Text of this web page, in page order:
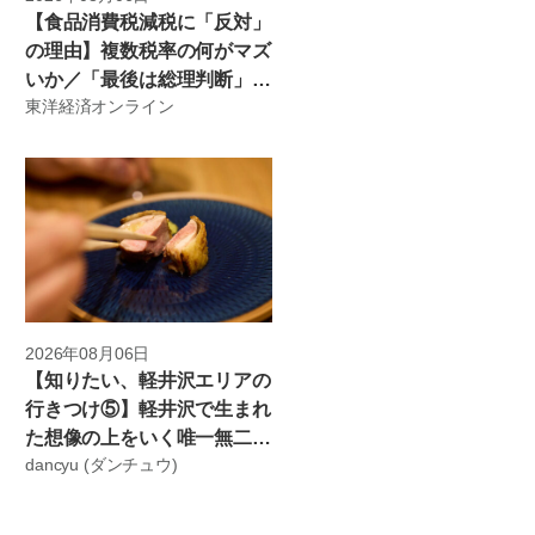
【食品消費税減税に「反対」
の理由】複数税率の何がマズ
いか／「最後は総理判断」の
危うさ／税率戻す「2年後」
に臨んだ米国の思惑／財源不
足は「心配なし」【政治の見
方（玉木雄一郎）】 | ビジネ
ス | 東洋経済オンライン
東洋経済オンライン
2026年08月06日
【知りたい、軽井沢エリアの
行きつけ⑤】軽井沢で生まれ
た想像の上をいく唯一無二の
焼鳥ワールド『鳥嵩』～アマ
dancyu (ダンチュウ)